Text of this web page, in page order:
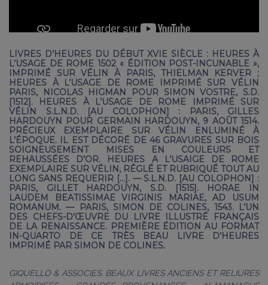
LIVRES D’HEURES DU DÉBUT XVIE SIÈCLE : HEURES À
L’USAGE DE ROME 1502 « ÉDITION POST-INCUNABLE »,
IMPRIMÉ SUR VÉLIN À PARIS, THIELMAN KERVER ;
HEURES À L’USAGE DE ROME IMPRIMÉ SUR VÉLIN
PARIS, NICOLAS HIGMAN POUR SIMON VOSTRE, S.D.
[1512]. HEURES À L’USAGE DE ROME IMPRIMÉ SUR
VÉLIN S.L.N.D. [AU COLOPHON] : PARIS, GILLES
HARDOUYN POUR GERMAIN HARDOUYN, 9 AOÛT 1514.
PRÉCIEUX EXEMPLAIRE SUR VÉLIN ENLUMINÉ À
L’ÉPOQUE. IL EST DÉCORÉ DE 46 GRAVURES SUR BOIS
SOIGNEUSEMENT MISES EN COULEURS ET
REHAUSSÉES D’OR. HEURES A L’USAIGE DE ROME
EXEMPLAIRE SUR VÉLIN, RÉGLÉ ET RUBRIQUÉ TOUT AU
LONG SANS REQUERIR […]. — S.L.N.D. [AU COLOPHON] :
PARIS, GILLET HARDOUYN, S.D. [1515]. HORAE IN
LAUDEM BEATISSIMAE VIRGINIS MARIAE, AD USUM
ROMANUM. — PARIS, SIMON DE COLINES, 1543. L’UN
DES CHEFS-D’ŒUVRE DU LIVRE ILLUSTRÉ FRANÇAIS
DE LA RENAISSANCE. PREMIÈRE ÉDITION AU FORMAT
IN-QUARTO DE CE TRÈS BEAU LIVRE D’HEURES
IMPRIMÉ PAR SIMON DE COLINES.
GIQUELLO & ASSOCIES. BEAUX LIVRES ANCIENS ET RELIURES